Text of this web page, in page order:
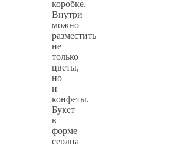
коробке.
Внутри
можно
разместить
не
только
цветы,
но
и
конфеты.
Букет
в
форме
сердца